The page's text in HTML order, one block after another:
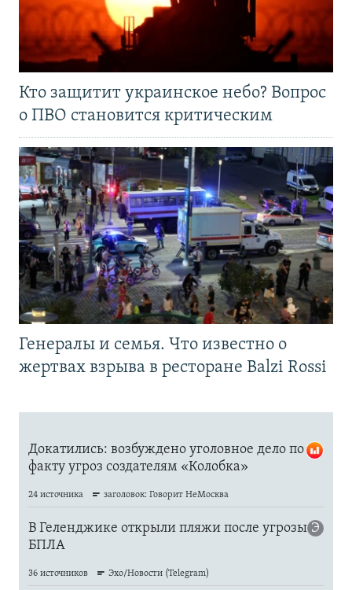
Кто защитит украинское небо? Вопрос
о ПВО становится критическим
Генералы и семья. Что известно о
жертвах взрыва в ресторане Balzi Rossi